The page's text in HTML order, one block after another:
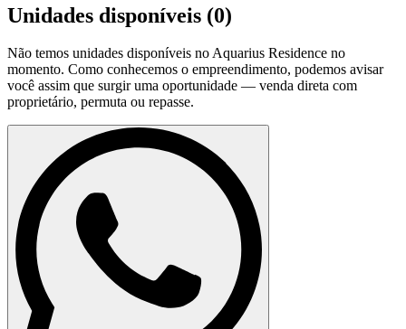
Unidades disponíveis (0)
Não temos unidades disponíveis noAquarius Residence no
momento. Como conhecemos o empreendimento, podemos avisar
você assim que surgir uma oportunidade — venda direta com
proprietário, permuta ou repasse.